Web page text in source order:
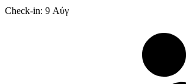
Check-in: 9 Αύγ